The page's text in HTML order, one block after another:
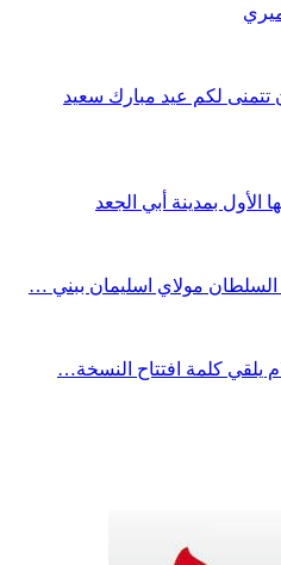
لكم عيد مبارك سعيد
الأول بمدينة أبي الجعد
السلطان مولاي اسليمان ببني …
يلقي كلمة افتتاح النسخة…